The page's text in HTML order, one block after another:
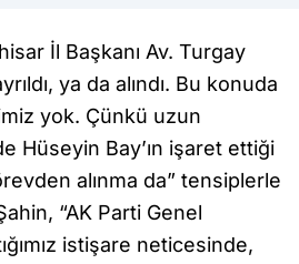
İl Başkanı Av. Turgay
ya da alındı. Bu konuda
yok. Çünkü uzun
Hüseyin Bay’ın işaret ettiği
alınma da” tensiplerle
“AK Parti Genel
istişare neticesinde,